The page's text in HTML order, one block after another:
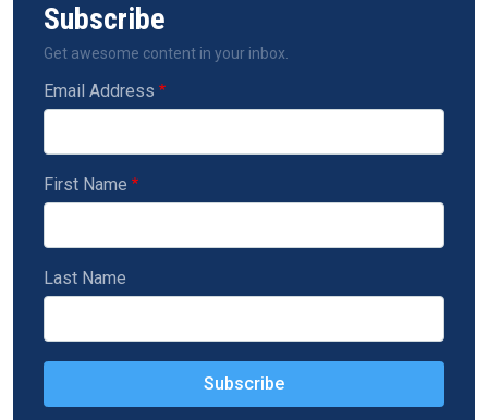
Subscribe
Get awesome content in your inbox.
Email Address
First Name
Last Name